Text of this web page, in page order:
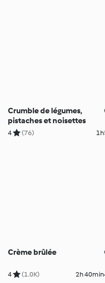
Crumble de légumes,
pistaches et noisettes
4 (76) 1h
Crème brûlée
4 (1.0K) 2h 40min